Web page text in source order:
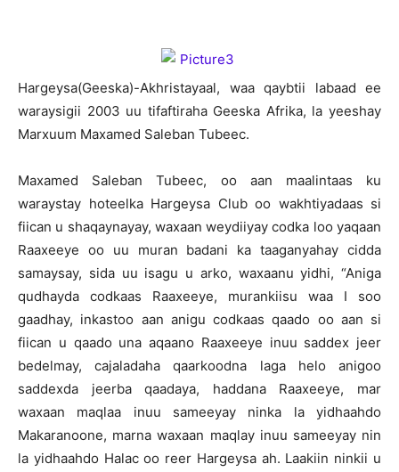
Hargeysa(Geeska)-Akhristayaal, waa qaybtii labaad ee
waraysigii 2003 uu tifaftiraha Geeska Afrika, la yeeshay
Marxuum Maxamed Saleban Tubeec.
Maxamed Saleban Tubeec, oo aan maalintaas ku
waraystay hoteelka Hargeysa Club oo wakhtiyadaas si
fiican u shaqaynayay, waxaan weydiiyay codka loo yaqaan
Raaxeeye oo uu muran badani ka taaganyahay cidda
samaysay, sida uu isagu u arko, waxaanu yidhi, “Aniga
qudhayda codkaas Raaxeeye, murankiisu waa I soo
gaadhay, inkastoo aan anigu codkaas qaado oo aan si
fiican u qaado una aqaano Raaxeeye inuu saddex jeer
bedelmay, cajaladaha qaarkoodna laga helo anigoo
saddexda jeerba qaadaya, haddana Raaxeeye, mar
waxaan maqlaa inuu sameeyay ninka la yidhaahdo
Makaranoone, marna waxaan maqlay inuu sameeyay nin
la yidhaahdo Halac oo reer Hargeysa ah. Laakiin ninkii u